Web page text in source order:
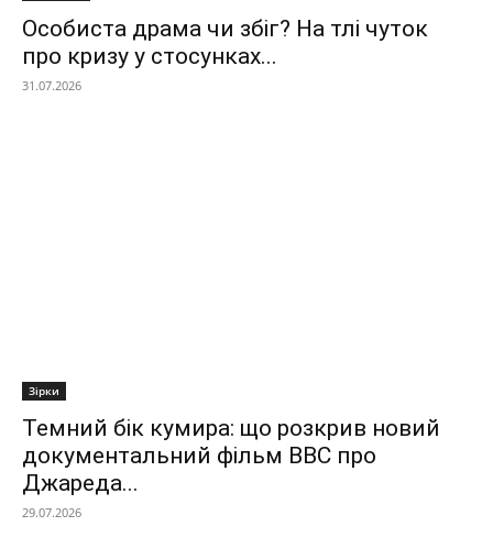
Особиста драма чи збіг? На тлі чуток
про кризу у стосунках...
31.07.2026
Зірки
Темний бік кумира: що розкрив новий
документальний фільм ВВС про
Джареда...
29.07.2026